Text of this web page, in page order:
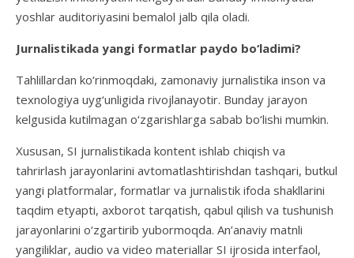
yoshlar auditoriyasini bemalol jalb qila oladi.
Jurnalistikada yangi formatlar paydo bo‘ladimi?
Tahlillardan ko‘rinmoqdaki, zamonaviy jurnalistika inson va
texnologiya uyg‘unligida rivojlanayotir. Bunday jarayon
kelgusida kutilmagan o‘zgarishlarga sabab bo‘lishi mumkin.
Xususan, SI jurnalistikada kontent ishlab chiqish va
tahrirlash jarayonlarini avtomatlashtirishdan tashqari, butkul
yangi platformalar, formatlar va jurnalistik ifoda shakllarini
taqdim etyapti, axborot tarqatish, qabul qilish va tushunish
jarayonlarini o‘zgartirib yubormoqda. An’anaviy matnli
yangiliklar, audio va video materiallar SI ijrosida interfaol,